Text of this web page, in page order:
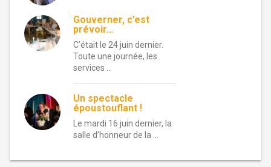
Gouverner, c’est
prévoir…
C’était le 24 juin dernier.
Toute une journée, les
services …
Un spectacle
époustouflant !
Le mardi 16 juin dernier, la
salle d’honneur de la …